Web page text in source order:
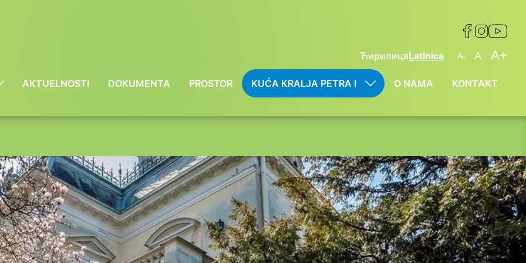
ЋирилицаLatinica A- A A+
AKTUELNOSTI DOKUMENTA PROSTOR KUĆA KRALJA PETRA I
Show
Submenu
O NAMA KONTAKT